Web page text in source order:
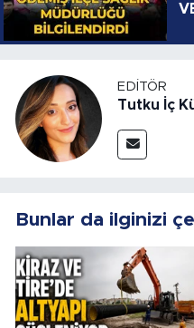
EDITÖR
Tutku İç
Bunlar da ilginizi